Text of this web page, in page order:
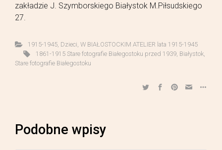
zakładzie J. Szymborskiego Białystok M.Piłsudskiego
27.
1915-1945, Dzieci W BIAŁOSTOCKIM ATELIER lata 1915-1945
1861-1915 Stare fotografie Białegostoku przed 1939, Białystok,
Stare fotografie Białegostoku
Podobne wpisy